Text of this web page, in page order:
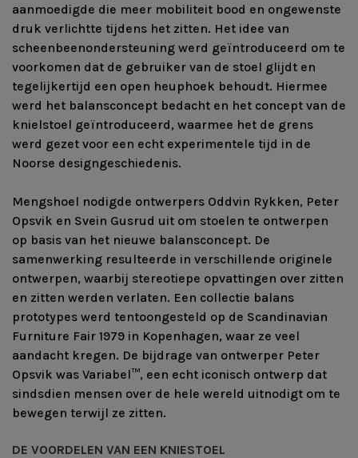
aanmoedigde die meer mobiliteit bood en ongewenste
druk verlichtte tijdens het zitten. Het idee van
scheenbeenondersteuning werd geïntroduceerd om te
voorkomen dat de gebruiker van de stoel glijdt en
tegelijkertijd een open heuphoek behoudt. Hiermee
werd het balansconcept bedacht en het concept van de
knielstoel geïntroduceerd, waarmee het de grens
werd gezet voor een echt experimentele tijd in de
Noorse designgeschiedenis.
Mengshoel nodigde ontwerpers Oddvin Rykken, Peter
Opsvik en Svein Gusrud uit om stoelen te ontwerpen
op basis van het nieuwe balansconcept. De
samenwerking resulteerde in verschillende originele
ontwerpen, waarbij stereotiepe opvattingen over zitten
en zitten werden verlaten. Een collectie balans
prototypes werd tentoongesteld op de Scandinavian
Furniture Fair 1979 in Kopenhagen, waar ze veel
aandacht kregen. De bijdrage van ontwerper Peter
Opsvik was Variabel™, een echt iconisch ontwerp dat
sindsdien mensen over de hele wereld uitnodigt om te
bewegen terwijl ze zitten.
DE VOORDELEN VAN EEN KNIESTOEL